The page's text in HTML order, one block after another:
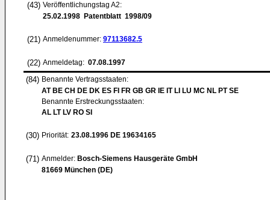
(43) Veröffentlichungstag A2:
25.02.1998 Patentblatt 1998/09
(21) Anmeldenummer: 97113682.5
(22) Anmeldetag: 07.08.1997
(84) Benannte Vertragsstaaten:
AT BE CH DE DK ES FI FR GB GR IE IT LI LU MC NL PT SE
Benannte Erstreckungsstaaten:
AL LT LV RO SI
(30) Priorität: 23.08.1996 DE 19634165
(71) Anmelder: Bosch-Siemens Hausgeräte GmbH
81669 München (DE)